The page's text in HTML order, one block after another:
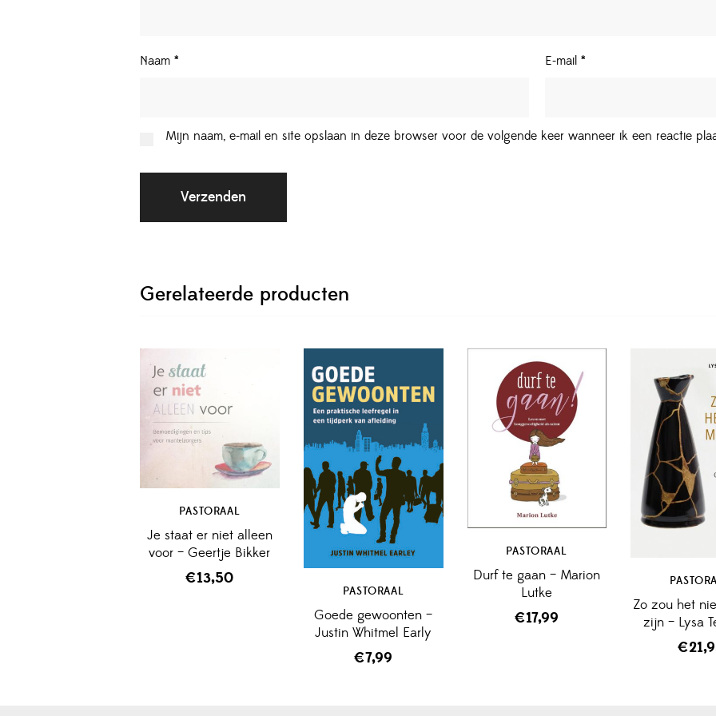
Naam * E-mail *
Mijn naam, e-mail en site opslaan in deze browser voor de volgende keer wanneer ik een reactie
Gerelateerde producten
PASTORAAL
Je staat er niet alleen
voor – Geertje Bikker
€13,50
PASTORAAL
Goede gewoonten –
Justin Whitmel Early
€7,99
PASTORAAL
Durf te gaan – Marion
Lutke
€17,99
Zo zou het
zijn – Lysa
€